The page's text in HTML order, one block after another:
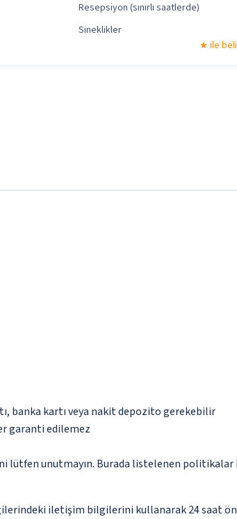
Resepsiyon (sınırlı saatlerde)
Sineklikler
ile
banka kartı veya nakit depozito gerekebilir
garanti edilemez
lütfen unutmayın. Burada listelenen
iletişim bilgilerini kullanarak 24 saat